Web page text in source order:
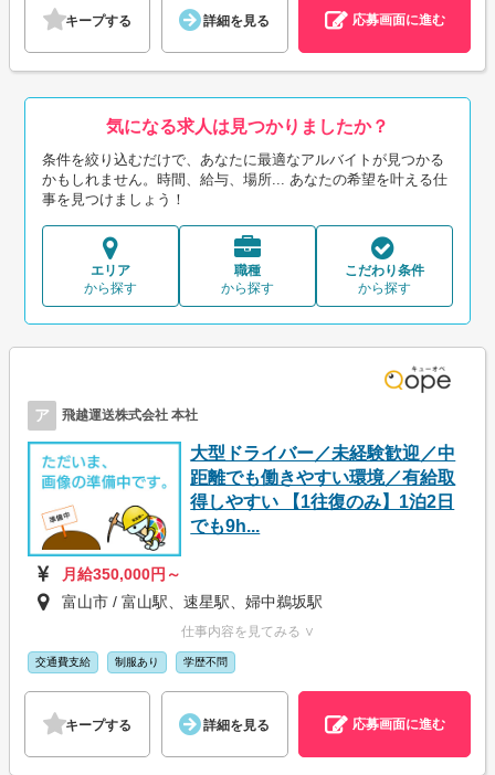
キープする 詳細を見る 応募画面に進む
気になる求人は見つかりましたか？
条件を絞り込むだけで、あなたに最適なアルバイトが見つかる
かもしれません。時間、給与、場所... あなたの希望を叶える仕
事を見つけましょう！
エリア
から探す
職種
から探す
こだわり条件
から探す
ア 飛越運送株式会社 本社
大型ドライバー／未経験歓迎／中
距離でも働きやすい環境／有給取
得しやすい 【1往復のみ】1泊2日
でも9h...
月給350,000円～
富山市 / 富山駅、速星駅、婦中鵜坂駅
仕事内容を見てみる ∨
交通費支給 制服あり 学歴不問
キープする 詳細を見る 応募画面に進む